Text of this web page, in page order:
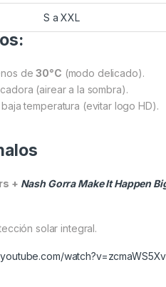
S a XXL
de30°C (modo delicado).
(airear a la sombra).
baja temperatura (evitar logo HD).
+ Nash Gorra Make It Happen
solar integral.